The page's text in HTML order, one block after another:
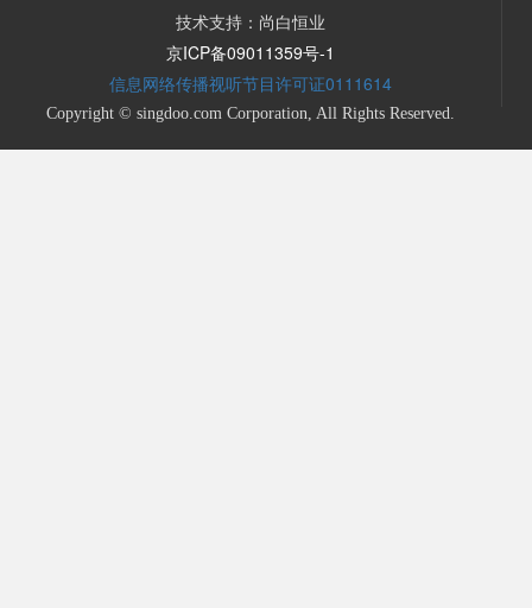
技术支持：尚白恒业
京ICP备09011359号-1
信息网络传播视听节目许可证0111614
Copyright © singdoo.com Corporation, All Rights Reserved.